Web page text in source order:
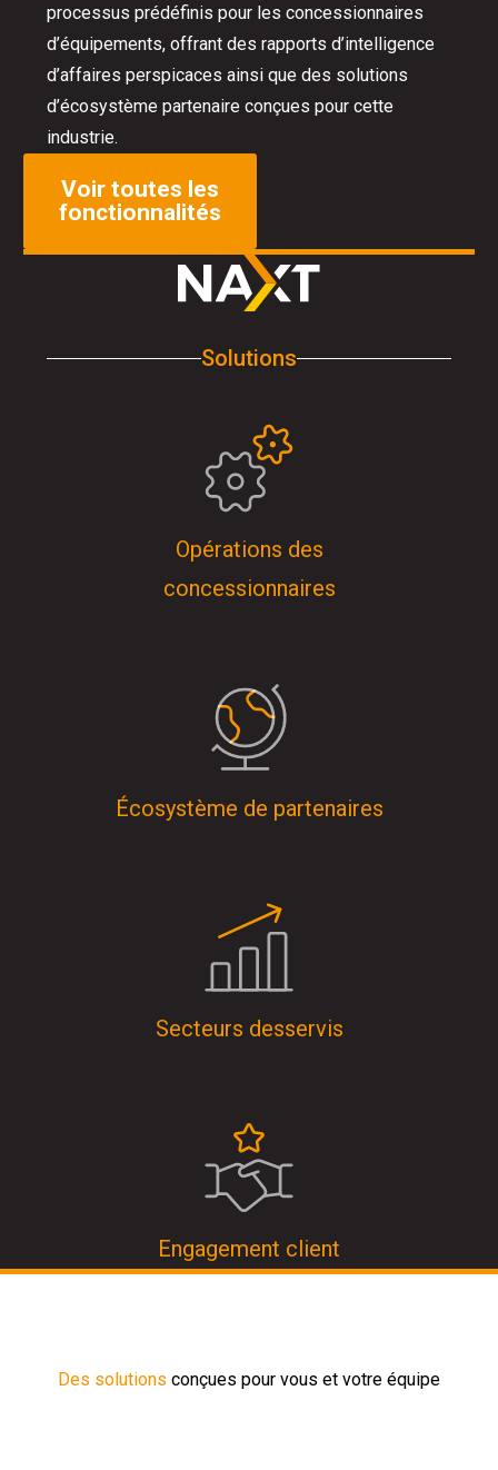
processus prédéfinis pour les concessionnaires
d’équipements, offrant des rapports d’intelligence
d’affaires perspicaces ainsi que des solutions
d’écosystème partenaire conçues pour cette
industrie.
Voir toutes les
fonctionnalités
Solutions
Opérations des
concessionnaires
Écosystème de partenaires
Secteurs desservis
Engagement client
Des solutions conçues pour vous et votre équipe